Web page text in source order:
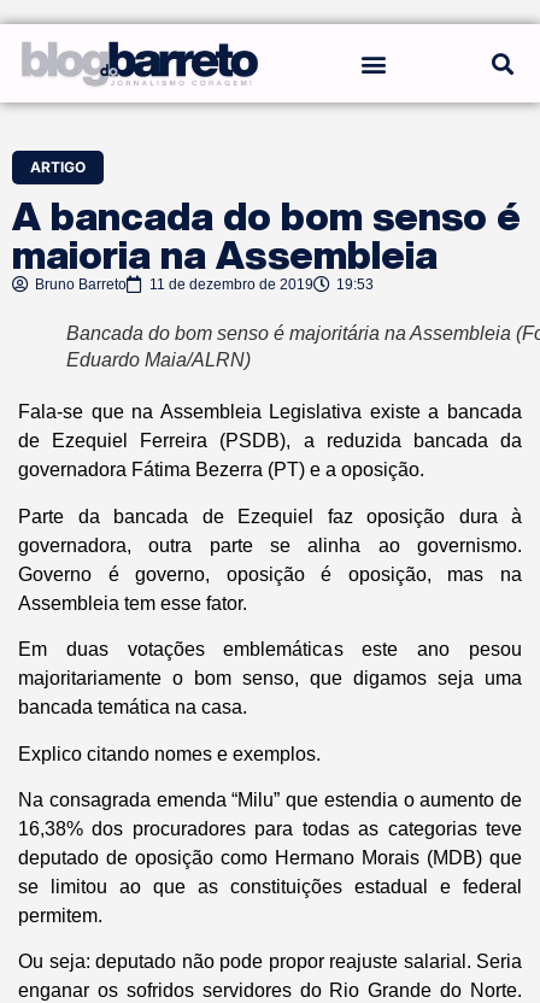
ARTIGO
A bancada do bom senso é
maioria na Assembleia
Bruno Barreto 11 de dezembro de 2019 19:53
Bancada do bom senso é majoritária na Assembleia
Eduardo Maia/ALRN)
Fala-se que na Assembleia Legislativa existe a bancada
de Ezequiel Ferreira (PSDB), a reduzida bancada da
governadora Fátima Bezerra (PT) e a oposição.
Parte da bancada de Ezequiel faz oposição dura à
governadora, outra parte se alinha ao governismo.
Governo é governo, oposição é oposição, mas na
Assembleia tem esse fator.
Em duas votações emblemáticas este ano pesou
majoritariamente o bom senso, que digamos seja uma
bancada temática na casa.
Explico citando nomes e exemplos.
Na consagrada emenda “Milu” que estendia o aumento de
16,38% dos procuradores para todas as categorias teve
deputado de oposição como Hermano Morais (MDB) que
se limitou ao que as constituições estadual e federal
permitem.
Ou seja: deputado não pode propor reajuste salarial. Seria
enganar os sofridos servidores do Rio Grande do Norte.